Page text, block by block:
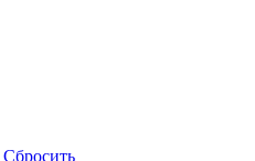
Сбросить